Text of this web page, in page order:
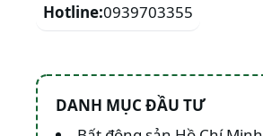
Hotline:0939703355
DANH MỤC ĐẦU TƯ